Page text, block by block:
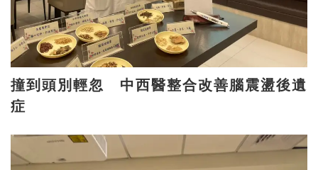
撞到頭別輕忽 中西醫整合改善腦震盪後遺
症